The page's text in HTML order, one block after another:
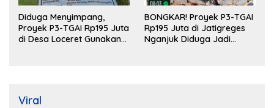
Diduga Menyimpang,
Proyek P3-TGAI Rp195 Juta
di Desa Loceret Gunakan
BONGKAR! Proyek P3-TGAI
Rp195 Juta di Jatigreges
Nganjuk Diduga Jadi
Viral